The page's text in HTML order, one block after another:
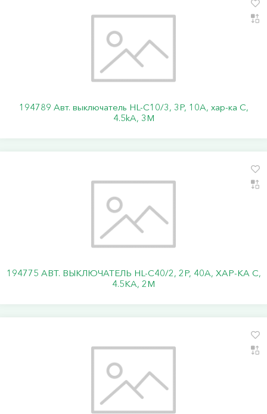
194789 Авт. выключатель HL-C10/3, 3P, 10A, хар-ка C,
4.5kA, 3M
194775 АВТ. ВЫКЛЮЧАТЕЛЬ HL-C40/2, 2P, 40A, ХАР-КА C,
4.5KA, 2M